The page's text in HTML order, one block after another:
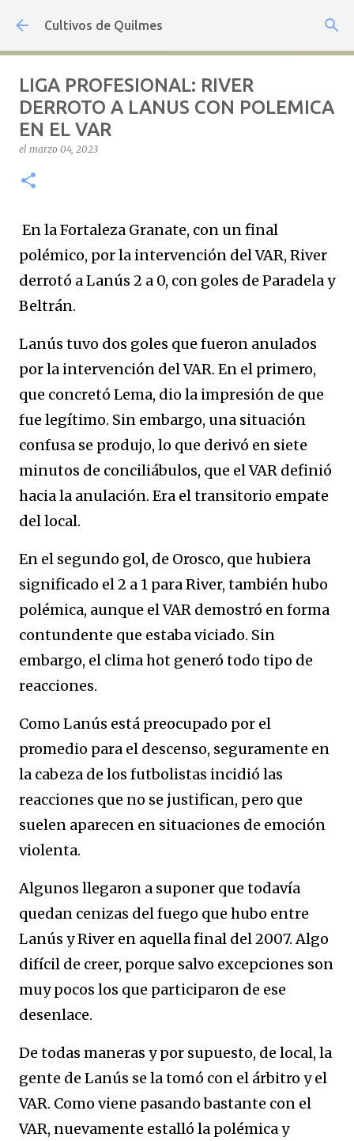
Ir al contenido principal
Cultivos de Quilmes
LIGA PROFESIONAL: RIVER
DERROTO A LANUS CON POLEMICA
EN EL VAR
el marzo 04, 2023
En la Fortaleza Granate, con un final
polémico, por la intervención del VAR, River
derrotó a Lanús 2 a 0, con goles de Paradela y
Beltrán.
Lanús tuvo dos goles que fueron anulados
por la intervención del VAR. En el primero,
que concretó Lema, dio la impresión de que
fue legítimo. Sin embargo, una situación
confusa se produjo, lo que derivó en siete
minutos de conciliábulos, que el VAR definió
hacia la anulación. Era el transitorio empate
del local.
En el segundo gol, de Orosco, que hubiera
significado el 2 a 1 para River, también hubo
polémica, aunque el VAR demostró en forma
contundente que estaba viciado. Sin
embargo, el clima hot generó todo tipo de
reacciones.
Como Lanús está preocupado por el
promedio para el descenso, seguramente en
la cabeza de los futbolistas incidió las
reacciones que no se justifican, pero que
suelen aparecen en situaciones de emoción
violenta.
Algunos llegaron a suponer que todavía
quedan cenizas del fuego que hubo entre
Lanús y River en aquella final del 2007. Algo
difícil de creer, porque salvo excepciones son
muy pocos los que participaron de ese
desenlace.
De todas maneras y por supuesto, de local, la
gente de Lanús se la tomó con el árbitro y el
VAR. Como viene pasando bastante con el
VAR, nuevamente estalló la polémica y